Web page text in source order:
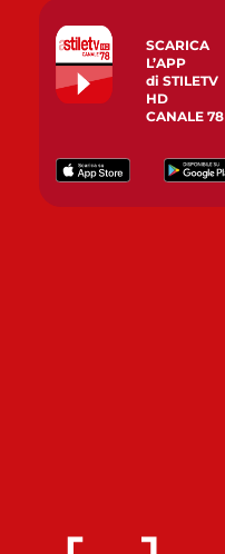
SCARICA
L’APP
di STILETV
HD
CANALE 78